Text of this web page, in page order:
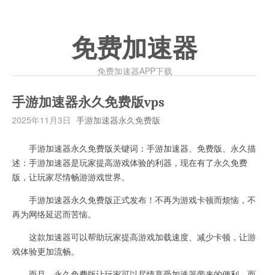
免费加速器
免费加速器APP下载
手游加速器永久免费版vps
2025年11月3日 手游加速器永久免费版
手游加速器永久免费版关键词：手游加速器、免费版、永久描
述：手游加速器是玩家提高游戏体验的利器，现在有了永久免费
版，让玩家尽情畅游游戏世界。
手游加速器永久免费版正式发布！不再为游戏卡顿而烦恼，不
再为网络延迟而苦恼。
这款加速器可以帮助玩家提高游戏加载速度、减少卡顿，让游
戏体验更加流畅。